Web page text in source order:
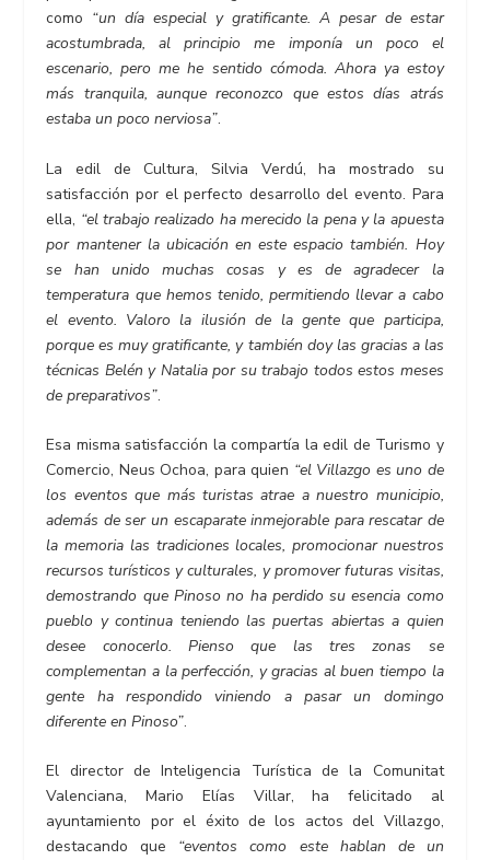
como “un día especial y gratificante. A pesar de estar
acostumbrada, al principio me imponía un poco el
escenario, pero me he sentido cómoda. Ahora ya estoy
más tranquila, aunque reconozco que estos días atrás
estaba un poco nerviosa”.
La edil de Cultura, Silvia Verdú, ha mostrado su
satisfacción por el perfecto desarrollo del evento. Para
ella, “el trabajo realizado ha merecido la pena y la apuesta
por mantener la ubicación en este espacio también. Hoy
se han unido muchas cosas y es de agradecer la
temperatura que hemos tenido, permitiendo llevar a cabo
el evento. Valoro la ilusión de la gente que participa,
porque es muy gratificante, y también doy las gracias a las
técnicas Belén y Natalia por su trabajo todos estos meses
de preparativos”.
Esa misma satisfacción la compartía la edil de Turismo y
Comercio, Neus Ochoa, para quien “el Villazgo es uno de
los eventos que más turistas atrae a nuestro municipio,
además de ser un escaparate inmejorable para rescatar de
la memoria las tradiciones locales, promocionar nuestros
recursos turísticos y culturales, y promover futuras visitas,
demostrando que Pinoso no ha perdido su esencia como
pueblo y continua teniendo las puertas abiertas a quien
desee conocerlo. Pienso que las tres zonas se
complementan a la perfección, y gracias al buen tiempo la
gente ha respondido viniendo a pasar un domingo
diferente en Pinoso”.
El director de Inteligencia Turística de la Comunitat
Valenciana, Mario Elías Villar, ha felicitado al
ayuntamiento por el éxito de los actos del Villazgo,
destacando que “eventos como este hablan de un